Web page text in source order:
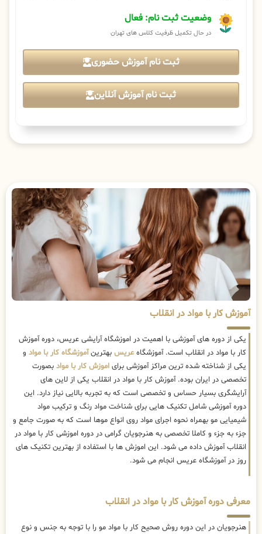
وضعیت ثبت نام: فعال
در حال تکمیل ظرفیت کلاس های تهران
ثبت نام آموزش حضوری
ثبت نام آموزش آنلاین
آموزش کار با مواد در انقلاب
یکی از دوره های آموزشی با اهمیت در اموزشگاه آرایشی عریس، دوره آموزش
کار با مواد در انقلاب است. آموزشگاه عریس بهترینآموزشگاه کار با مواد و
یکی از شناخته شده ترین مراکز آموزشی برای اموزش کار با مواد بصورت
تخصصی در ایران بوده. آموزش کار با مواد در انقلاب یکی از لاین های
آرایشگری بسیار حساس و تخصصی است که به تجربه بالایی نیاز دارد. این
دوره آموزشی شامل تکنیک هایی برای شناخت مواد رنگ و ترکیب مواد
شیمیایی مو بهمراه نحوه اجرای مواد روی انواع موها است که به صورت جامع و
جزء به جزء و کاملا تخصصی به هنرجویان گرامی در دوره اموزشی کار با مواد در
انقلاب آموزش داده می شود. این اموزش ها با استفاده از بهترین تکنیک های
روز در آموزشگاه عریس انجام می شود.
معرفی دوره آموزش کار با مواد در انقلاب
هنرجویان در این دوره روش صحیح کار با مواد مو را با توجه به جنس و نوع